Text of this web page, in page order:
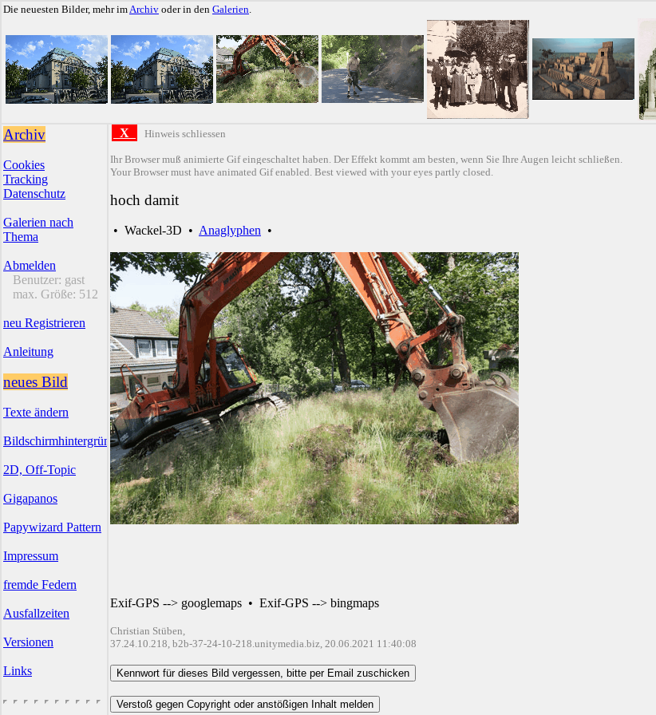
Die neuesten Bilder, mehr imArchiv oder in den Galerien.
Archiv
Cookies
Tracking
Datenschutz
Galerien nach
Thema
Abmelden
Benutzer: gast
max. Größe: 512
neu Registrieren
Anleitung
neues Bild
Texte ändern
Bildschirmhintergründe
2D, Off-Topic
Gigapanos
Papywizard Pattern
Impressum
fremde Federn
Ausfallzeiten
Versionen
Links
X Hinweis schliessen
Ihr Browser muß animierte Gif eingeschaltet haben. Der Effekt kommt am besten, wenn Sie Ihre Augen leicht schließen.
Your Browser must have animated Gif enabled. Best viewed with your eyes partly closed.
hoch damit
• Wackel-3D • Anaglyphen •
Exif-GPS --> googlemaps • Exif-GPS --> bingmaps
Christian Stüben,
37.24.10.218, b2b-37-24-10-218.unitymedia.biz, 20.06.2021 11:40:08